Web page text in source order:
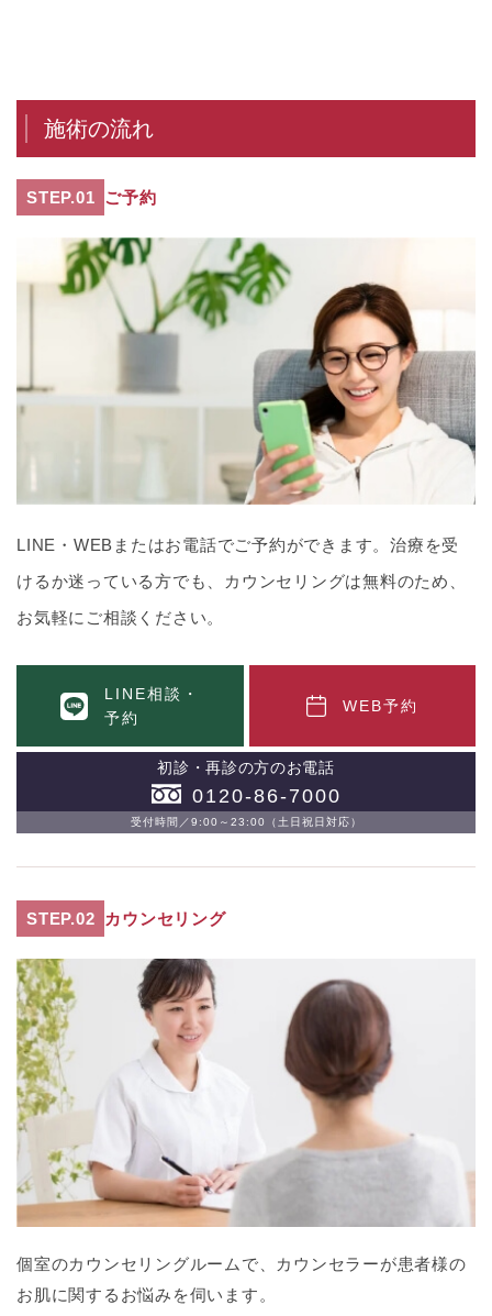
施術の流れ
STEP.01 ご予約
LINE・WEBまたはお電話でご予約ができます。治療を受
けるか迷っている方でも、カウンセリングは無料のため、
お気軽にご相談ください。
LINE相談・
予約
WEB予約
初診・再診の方のお電話
0120-86-7000
受付時間／9:00～23:00（土日祝日対応）
STEP.02 カウンセリング
個室のカウンセリングルームで、カウンセラーが患者様の
お肌に関するお悩みを伺います。